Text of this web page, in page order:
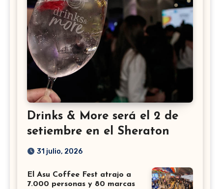
Drinks & More será el 2 de
setiembre en el Sheraton
31 julio, 2026
El Asu Coffee Fest atrajo a
7.000 personas y 80 marcas